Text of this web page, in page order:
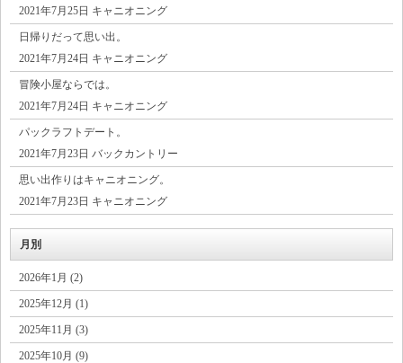
2021年7月25日 キャニオニング
日帰りだって思い出。
2021年7月24日 キャニオニング
冒険小屋ならでは。
2021年7月24日 キャニオニング
パックラフトデート。
2021年7月23日 バックカントリー
思い出作りはキャニオニング。
2021年7月23日 キャニオニング
月別
2026年1月 (2)
2025年12月 (1)
2025年11月 (3)
2025年10月 (9)